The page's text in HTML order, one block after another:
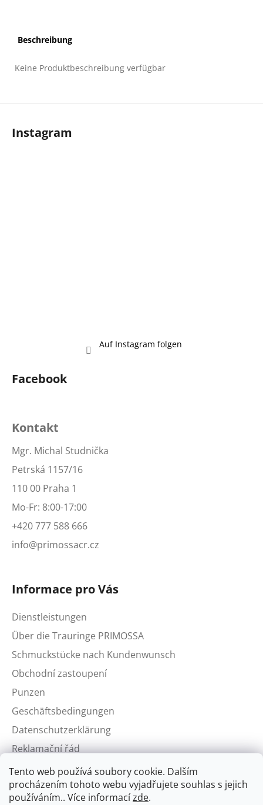
Tento web používá soubory cookie. Dalším
procházením tohoto webu vyjadřujete souhlas s jejich
používáním.. Více informacízde.
Beschreibung
Keine Produktbeschreibung verfügbar
F
Instagram
Auf Instagram folgen
Facebook
Kontakt
Mgr. Michal Studnička
Petrská 1157/16
110 00 Praha 1
Mo-Fr: 8:00-17:00
+420 777 588 666
info@primossacr.cz
Informace pro Vás
Dienstleistungen
Über die Trauringe PRIMOSSA
Schmuckstücke nach Kundenwunsch
Obchodní zastoupení
Punzen
Geschäftsbedingungen
Datenschutzerklärung
Reklamační řád
Aktuální kurzy zlata